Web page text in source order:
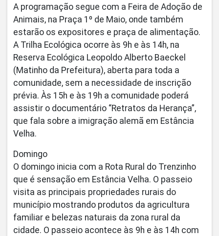
A programação segue com a Feira de Adoção de
Animais, na Praça 1º de Maio, onde também
estarão os expositores e praça de alimentação.
A Trilha Ecológica ocorre às 9h e às 14h, na
Reserva Ecológica Leopoldo Alberto Baeckel
(Matinho da Prefeitura), aberta para toda a
comunidade, sem a necessidade de inscrição
prévia. Às 15h e às 19h a comunidade poderá
assistir o documentário “Retratos da Herança”,
que fala sobre a imigração alemã em Estância
Velha.
Domingo
O domingo inicia com a Rota Rural do Trenzinho
que é sensação em Estância Velha. O passeio
visita as principais propriedades rurais do
município mostrando produtos da agricultura
familiar e belezas naturais da zona rural da
cidade. O passeio acontece às 9h e às 14h com